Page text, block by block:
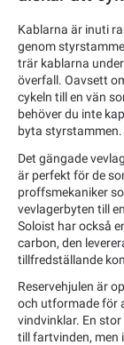
Kablarna är inuti
genom
trär kablarna
överfall. Oavsett
cykeln till en vän
behöver du inte
byta styrstammen.
Det gängade
är perfekt för de
proffsmekaniker
vevlagerbyten till
Soloist har också
carbon, den
tillfredställande
Reservehjulen är
och utformade för
vindvinklar. En
till fartvinden, men